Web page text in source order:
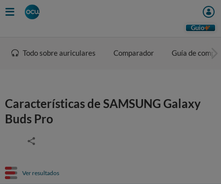
Guio
Todo sobre auriculares Comparador Guía de
Características de SAMSUNG Galaxy
Buds Pro
Ver resultados